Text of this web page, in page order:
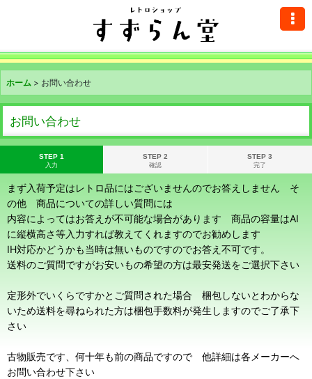
ホーム > お問い合わせ
お問い合わせ
STEP 1
入力
STEP 2
確認
STEP 3
完了
まず入荷予定はレトロ品にはございませんのでお答えしません そ
の他 商品についての詳しい質問には
内容によってはお答えが不可能な場合があります 商品の容量はAI
に縦横高さ等入力すれば教えてくれますのでお勧めします
IH対応かどうかも当時は無いものですのでお答え不可です。
送料のご質問ですがお安いもの希望の方は最安発送をご選択下さい
定形外でいくらですかとご質問された場合 梱包しないとわからな
いため送料を尋ねられた方は梱包手数料が発生しますのでご了承下
さい
古物販売です、何十年も前の商品ですので 他詳細は各メーカーへ
お問い合わせ下さい